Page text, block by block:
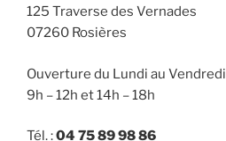
125 Traverse des Vernades
07260 Rosières
Ouverture du Lundi au Vendredi
9h – 12h et 14h – 18h
Tél. :04 75 89 98 86